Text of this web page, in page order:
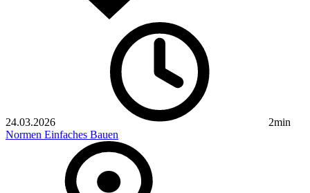
24.03.2026
2min
Normen Einfaches Bauen